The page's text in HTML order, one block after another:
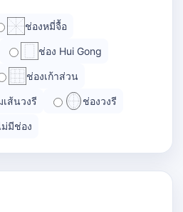
ช่องหมี่จื้อ
ช่อง Hui Gong
ช่องเก้าส่วน
ส้นวงรี ช่องวงรี
ม่มีช่อง